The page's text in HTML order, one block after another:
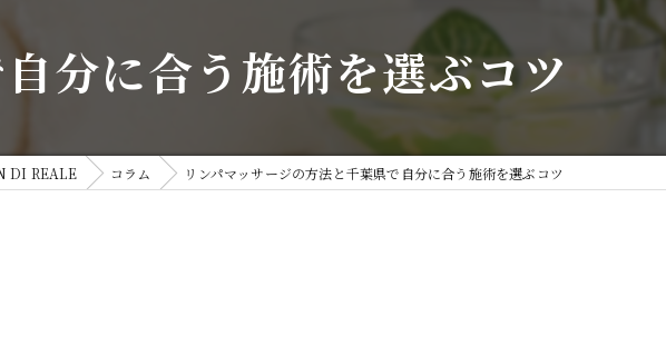
フェイシャル
しわ
分に合う施術を選ぶコツ
DI REALE コラム リンパマッサージの方法と千葉県で自分に合う施術を選ぶコツ